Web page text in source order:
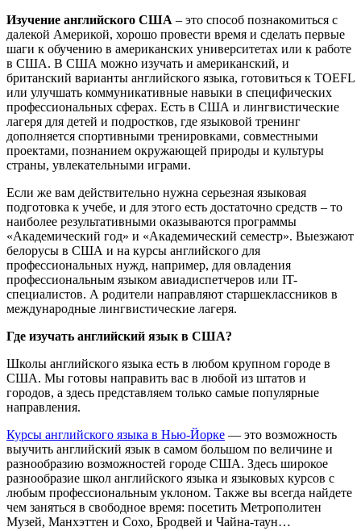
Изучение английского США – это способ познакомиться с
далекой Америкой, хорошо провести время и сделать первые
шаги к обучению в американских университетах или к работе
в США. В США можно изучать и американский, и
британский варианты английского языка, готовиться к TOEFL
или улучшать коммуникативные навыки в специфических
профессиональных сферах. Есть в США и лингвистические
лагеря для детей и подростков, где языковой тренинг
дополняется спортивными тренировками, совместными
проектами, познанием окружающей природы и культуры
страны, увлекательными играми.
Если же вам действительно нужна серьезная языковая
подготовка к учебе, и для этого есть достаточно средств – то
наиболее результативными оказываются программы
«Академический год» и «Академический семестр». Выезжают
белорусы в США и на курсы английского для
профессиональных нужд, например, для овладения
профессиональным языком авиадиспетчеров или IT-
специалистов. А родители направляют старшеклассников в
международные лингвистические лагеря.
Где изучать английский язык в США?
Школы английского языка есть в любом крупном городе в
США. Мы готовы направить вас в любой из штатов и
городов, а здесь представляем только самые популярные
направления.
Курсы английского языка в Нью-Йорке — это возможность
выучить английский язык в самом большом по величине и
разнообразию возможностей городе США. Здесь широкое
разнообразие школ английского языка и языковых курсов с
любым профессиональным уклоном. Также вы всегда найдете
чем заняться в свободное время: посетить Метрополитен
Музей, Манхэттен и Сохо, Бродвей и Чайна-таун…